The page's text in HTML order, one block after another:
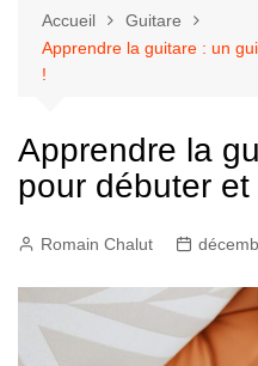
Accueil
Guitare
Apprendre la guitare : un
!
Apprendre la
pour débuter
Romain Chalut